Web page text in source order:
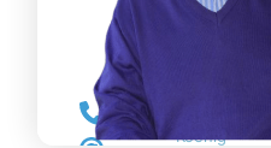
Karl König
+49(174) 330 20
Koenig-